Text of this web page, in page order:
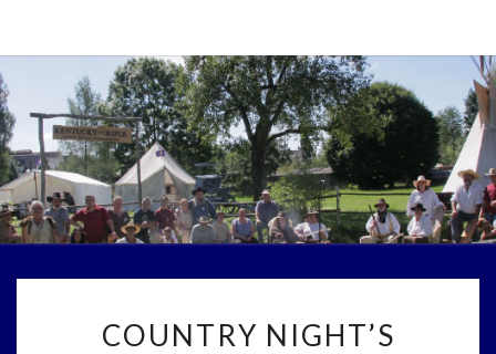
content
NIGHT’S
COUNTRY NIGHT’S